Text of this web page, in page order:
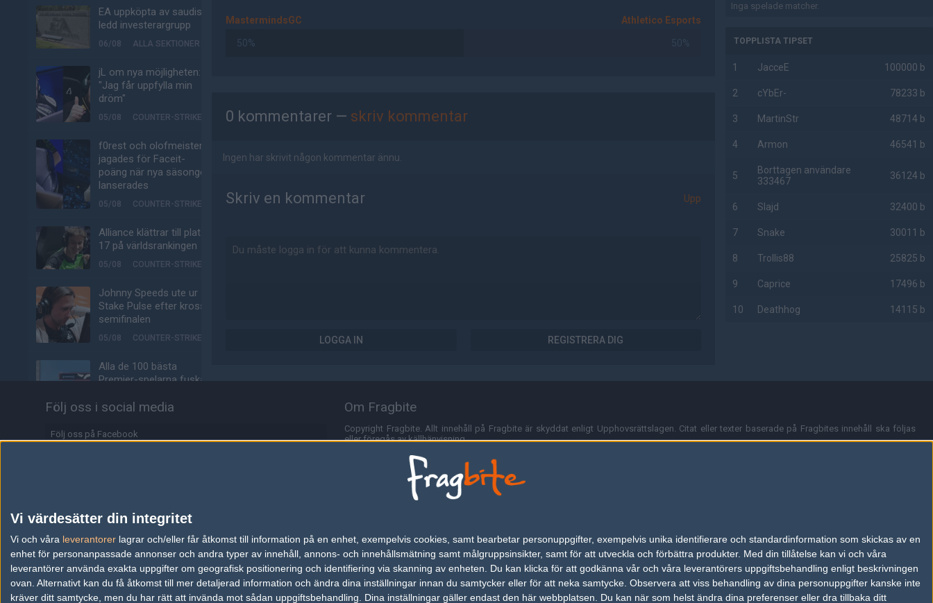
Vi värdesätter din integritet
Vi och våra leverantorer lagrar och/eller får åtkomst till information på en enhet, exempelvis cookies, samt bearbetar personuppgifter, exempelvis unika identifierare och standardinformation som skickas av en
enhet för personanpassade annonser och andra typer av innehåll, annons- och innehållsmätning samt målgruppsinsikter, samt för att utveckla och förbättra produkter. Med din tillåtelse kan vi och våra
leverantörer använda exakta uppgifter om geografisk positionering och identifiering via skanning av enheten. Du kan klicka för att godkänna vår och våra leverantörers uppgiftsbehandling enligt beskrivningen
ovan. Alternativt kan du få åtkomst till mer detaljerad information och ändra dina inställningar innan du samtycker eller för att neka samtycke. Observera att viss behandling av dina personuppgifter kanske inte
kräver ditt samtycke, men du har rätt att invända mot sådan uppgiftsbehandling. Dina inställningar gäller endast den här webbplatsen. Du kan när som helst ändra dina preferenser eller dra tillbaka ditt
EA uppköpta av saudisk-
ledd investerargrupp
06/08 ALLA SEKTIONER
jL om nya möjligheten:
"Jag får uppfylla min
dröm"
05/08 COUNTER-STRIKE
f0rest och olofmeister
jagades för Faceit-
poäng när nya säsongen
lanserades
05/08 COUNTER-STRIKE
Alliance klättrar till plats
17 på världsrankingen
05/08 COUNTER-STRIKE
Johnny Speeds ute ur
Stake Pulse efter kross i
semifinalen
05/08 COUNTER-STRIKE
Alla de 100 bästa
Premier-spelarna fuskar
05/08 COUNTER-STRIKE
Valves nya VR-
Tonåring släppte
skämtspel för 1 900 kr –
tjänade miljoner
04/08 ALLA SEKTIONER
Media: jL klar för Vitality
– hoppar in för nyblivna
MastermindsGC Athletico Esports
50% 50%
0 kommentarer — skriv kommentar
Ingen har skrivit någon kommentar ännu.
Skriv en kommentar Upp
LOGGA IN REGISTRERA DIG
Inga spelade matcher.
TOPPLISTA TIPSET
1 JacceE 100000 b
2 cYbEr- 78233 b
3 MartinStr 48714 b
4 Armon 46541 b
5
Borttagen användare
333467
36124 b
6 Slajd 32400 b
7 Snake 30011 b
8 Trollis88 25825 b
9 Caprice 17496 b
10 Deathhog 14115 b
Följ oss i social media
Följ oss på Facebook
Information
Annonsering
Copyright och Privacy Policy
Om Fragbite
Copyright Fragbite. Allt innehåll på Fragbite är skyddat enligt Upphovsrättslagen. Citat eller texter baserade på Fragbites innehåll ska följas
eller föregås av källhänvisning.
Alla åsikter uttryckta på Fragbite representerar varje enskild skribent och överensstämmer inte nödvändigtvis med Fragbites åsikter.
Programmering och design av Fredric Bohlin. För frågor rörande sajten kan du skicka iväg ett email till
Fragbite använder cookies för att spara användarspecifik information så som t.ex. användarnamn. Cookies sparas även när man deltar i
omröstningar och för att föra statistik. För att slippa cookies kan du stänga av cookies i din webbläsares inställningar eller välja att inte
besöka Fragbite. Den här textraden finns här på grund av lagen om elektronisk kommunikation som trädde i kraft 25 juli 2003.
Annonsering